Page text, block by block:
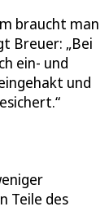
braucht man
Breuer: „Bei
ein- und
und
Teile des